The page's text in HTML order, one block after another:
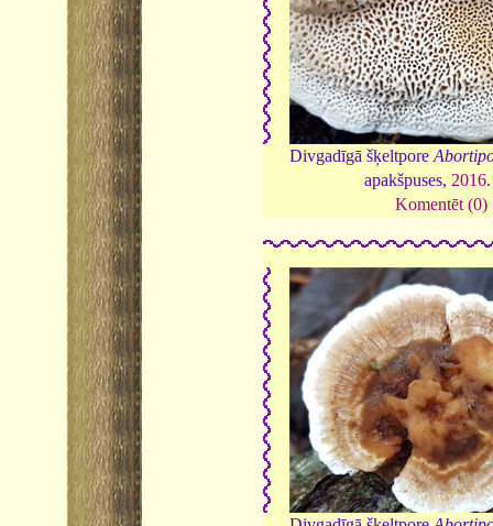
Divgadīgā šķeltpore
apakšpuses, 2016
Komentēt (0)